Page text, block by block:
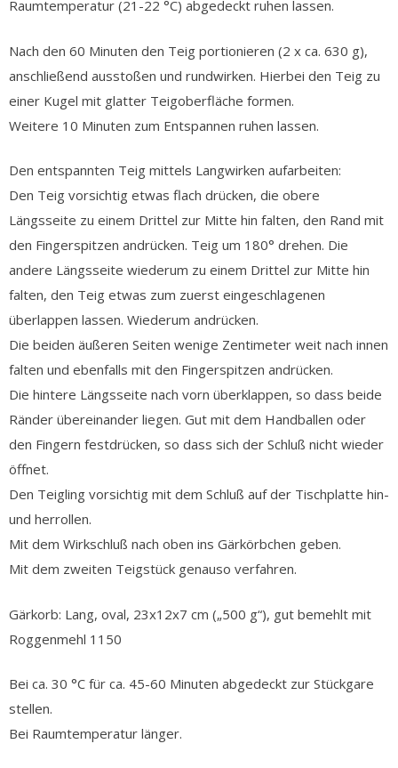
Raumtemperatur (21-22 °C) abgedeckt ruhen lassen.
Nach den 60 Minuten den Teig portionieren (2 x ca. 630 g),
anschließend ausstoßen und rundwirken. Hierbei den Teig zu
einer Kugel mit glatter Teigoberfläche formen.
Weitere 10 Minuten zum Entspannen ruhen lassen.
Den entspannten Teig mittels Langwirken aufarbeiten:
Den Teig vorsichtig etwas flach drücken, die obere
Längsseite zu einem Drittel zur Mitte hin falten, den Rand mit
den Fingerspitzen andrücken. Teig um 180° drehen. Die
andere Längsseite wiederum zu einem Drittel zur Mitte hin
falten, den Teig etwas zum zuerst eingeschlagenen
überlappen lassen. Wiederum andrücken.
Die beiden äußeren Seiten wenige Zentimeter weit nach innen
falten und ebenfalls mit den Fingerspitzen andrücken.
Die hintere Längsseite nach vorn überklappen, so dass beide
Ränder übereinander liegen. Gut mit dem Handballen oder
den Fingern festdrücken, so dass sich der Schluß nicht wieder
öffnet.
Den Teigling vorsichtig mit dem Schluß auf der Tischplatte hin-
und herrollen.
Mit dem Wirkschluß nach oben ins Gärkörbchen geben.
Mit dem zweiten Teigstück genauso verfahren.
Gärkorb: Lang, oval, 23x12x7 cm („500 g“), gut bemehlt mit
Roggenmehl 1150
Bei ca. 30 °C für ca. 45-60 Minuten abgedeckt zur Stückgare
stellen.
Bei Raumtemperatur länger.